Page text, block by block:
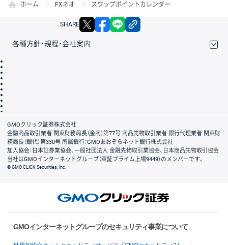
ホーム FXネオ スワップポイントカレンダー
SHARE X facebook
各種方針・規程・会社案内
会社案内
GMOクリック証券株式会社
金融商品取引業者 関東財務局長（金商）第77号 商品先物取引業者 銀行代理業者 関東財
務局長（銀代）第330号 所属銀行：GMOあおぞらネット銀行株式会社
加入協会：日本証券業協会、一般社団法人 金融先物取引業協会、日本商品先物取引協会
当社はGMOインターネットグループ（東証プライム上場9449）のメンバーです。
© GMO CLICK Securities, Inc.
GMOインターネットグループのセキュリティ事業について